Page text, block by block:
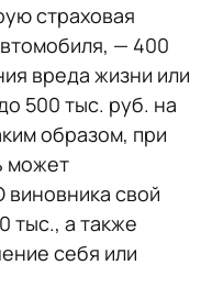
страховая
— 400
вреда жизни или
500 тыс. руб. на
образом, при
может
свой
тыс., а также
себя или